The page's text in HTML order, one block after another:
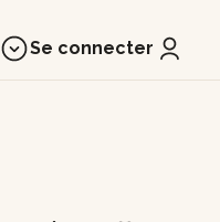
Se connecter